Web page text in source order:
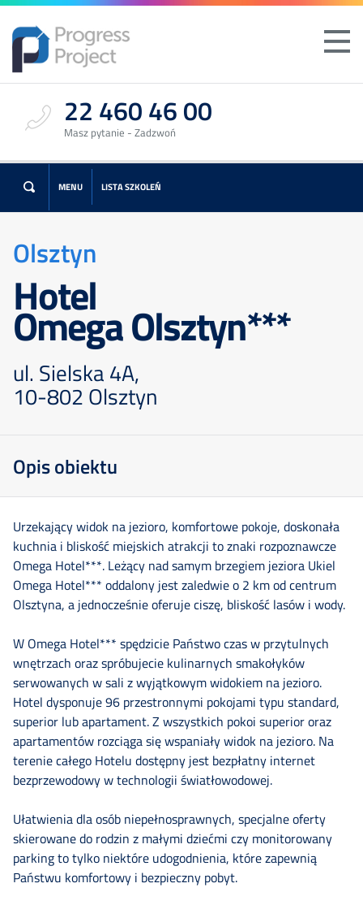
Szkolenia
Online
Szkolenia
Doradztwo
22 460 46 00
Masz pytanie - Zadzwoń
MENU LISTA SZKOLEŃ
Olsztyn
Hotel
Omega Olsztyn***
ul. Sielska 4A,
10-802 Olsztyn
Opis obiektu
Urzekający widok na jezioro, komfortowe pokoje, doskonała
kuchnia i bliskość miejskich atrakcji to znaki rozpoznawcze
Omega Hotel***. Leżący nad samym brzegiem jeziora Ukiel
Omega Hotel*** oddalony jest zaledwie o 2 km od centrum
Olsztyna, a jednocześnie oferuje ciszę, bliskość lasów i wody.
W Omega Hotel*** spędzicie Państwo czas w przytulnych
wnętrzach oraz spróbujecie kulinarnych smakołyków
serwowanych w sali z wyjątkowym widokiem na jezioro.
Hotel dysponuje 96 przestronnymi pokojami typu standard,
superior lub apartament. Z wszystkich pokoi superior oraz
apartamentów rozciąga się wspaniały widok na jezioro. Na
terenie całego Hotelu dostępny jest bezpłatny internet
bezprzewodowy w technologii światłowodowej.
Ułatwienia dla osób niepełnosprawnych, specjalne oferty
skierowane do rodzin z małymi dziećmi czy monitorowany
parking to tylko niektóre udogodnienia, które zapewnią
Państwu komfortowy i bezpieczny pobyt.